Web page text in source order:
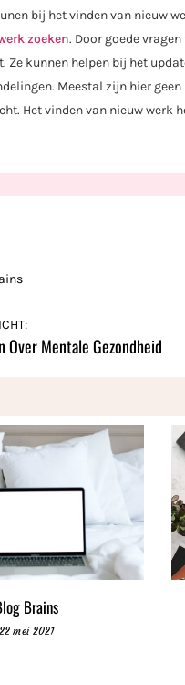
bij het vinden van nieuw
zoeken. Door goede
Ze kunnen helpen bij het
Meestal zijn hier
Het vinden van nieuw werk
Over Mentale Gezondheid
Brains
22 mei 2021